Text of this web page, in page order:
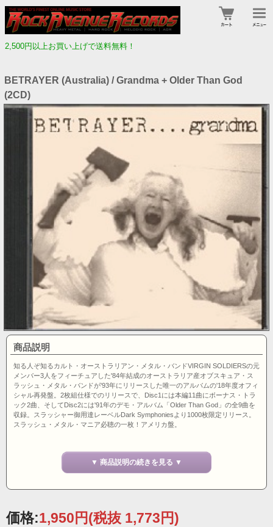
2,500円以上お買い上げで送料無料！
BETRAYER (Australia) / Grandma + Older Than God
(2CD)
商品説明
知る人ぞ知るカルト・オーストラリアン・メタル・バンドVIRGIN SOLDIERSの元
メンバー3人をフィーチュアした'84年結成のオーストラリア産オブスキュア・ス
ラッシュ・メタル・バンドが'93年にリリースした唯一のアルバムの'18年度オフィ
シャル再発盤。2枚組仕様でのリリースで、Disc1には本編11曲にボーナス・トラ
ック2曲、そしてDisc2には'91年のデモ・アルバム「Older Than God」の全9曲を
収録。スラッシャー御用達レーベルDark Symphoniesより1000枚限定リリース。
スラッシュ・メタル・マニア必聴の一枚！アメリカ盤。
▼ 商品説明の続きを見る ▼
価格:1,950円(税抜 1,773円)